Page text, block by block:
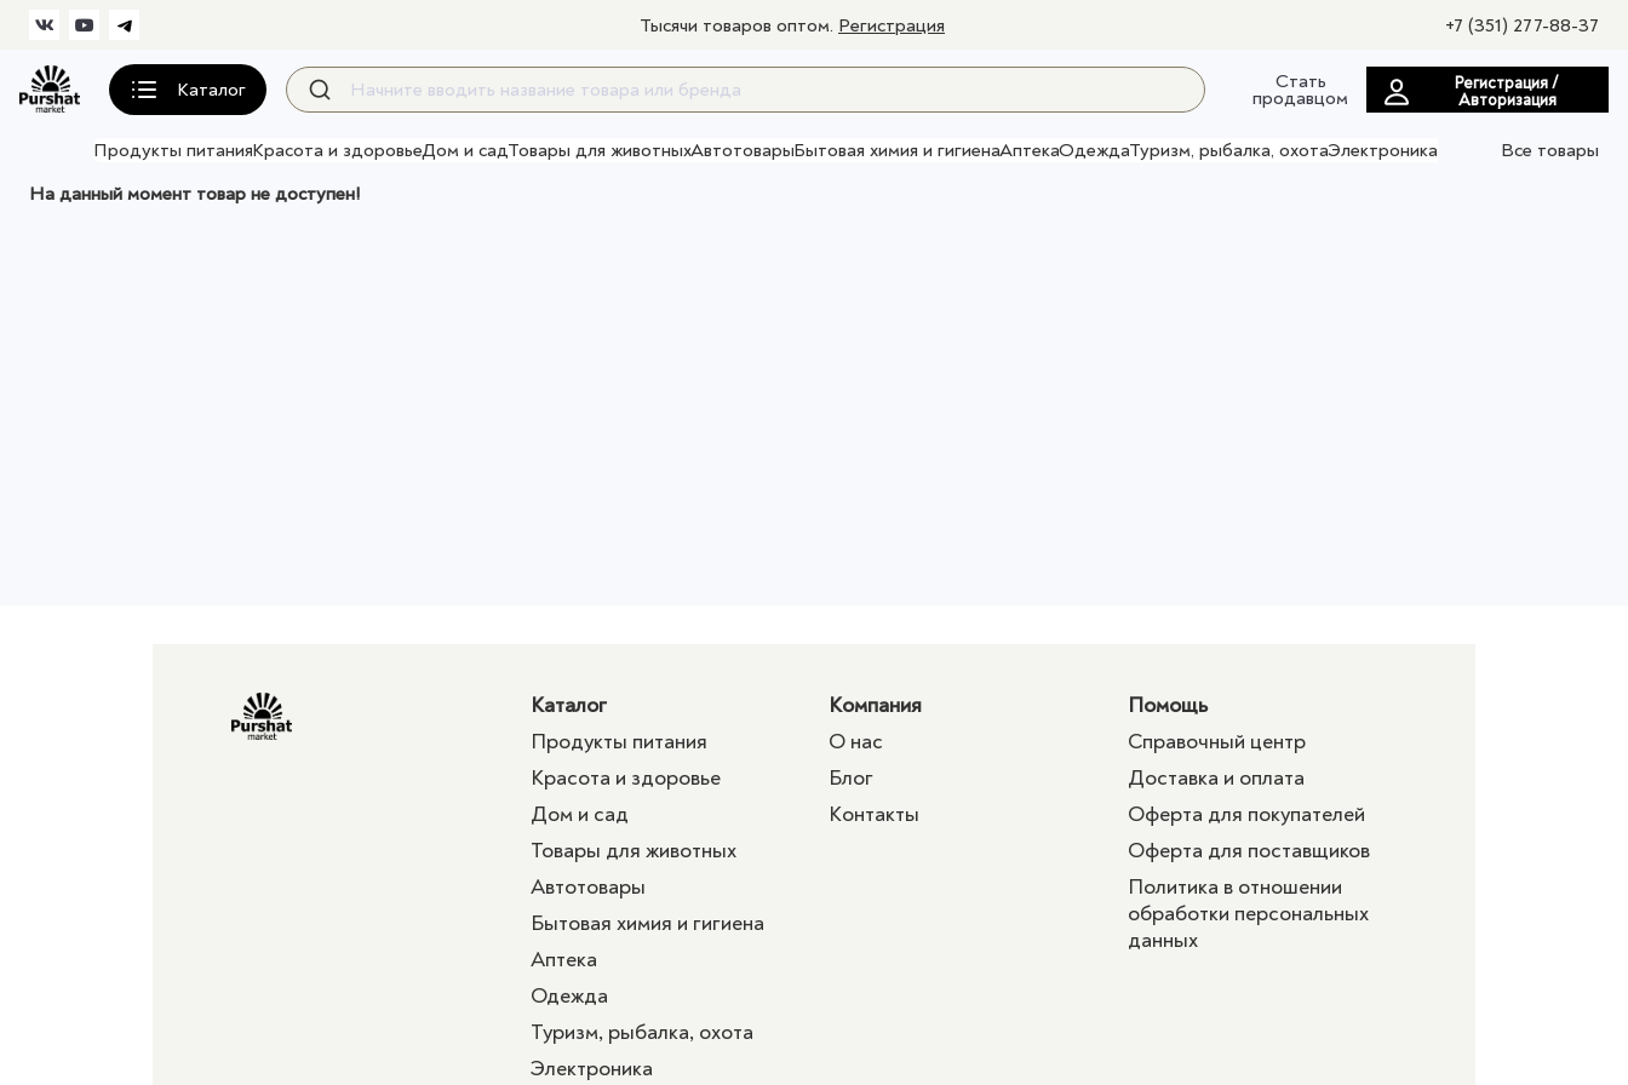
Тысячи товаров оптом. Регистрация +7 (351) 277-88-37
Каталог Стать
продавцом
Регистрация /
Авторизация
Продукты питанияКрасота и здоровьеДом и садТовары для животныхАвтотоварыБытовая химия и гигиенаАптекаОдеждаТуризм, рыбалка, охотаЭлектроника
Все товары
На данный момент товар не доступен!
Каталог
Продукты питания
Красота и здоровье
Дом и сад
Товары для животных
Автотовары
Бытовая химия и гигиена
Аптека
Одежда
Туризм, рыбалка, охота
Электроника
Компания
О нас
Блог
Контакты
Помощь
Справочный центр
Доставка и оплата
Оферта для покупателей
Оферта для поставщиков
Политика в отношении
обработки персональных
данных